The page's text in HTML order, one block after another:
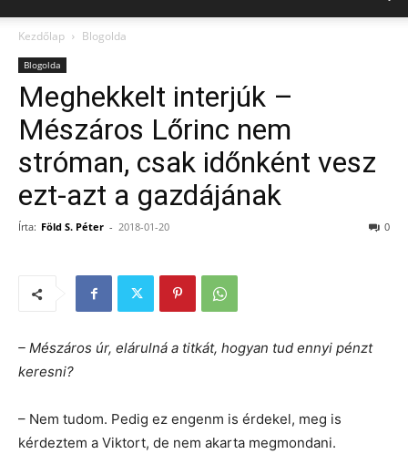
Kezdőlap Blogolda
Blogolda
Meghekkelt interjúk –
Mészáros Lőrinc nem
stróman, csak időnként vesz
ezt-azt a gazdájának
Írta: Föld S. Péter - 2018-01-20 0
– Mészáros úr, elárulná a titkát, hogyan tud ennyi pénzt
keresni?
– Nem tudom. Pedig ez engenm is érdekel, meg is
kérdeztem a Viktort, de nem akarta megmondani.